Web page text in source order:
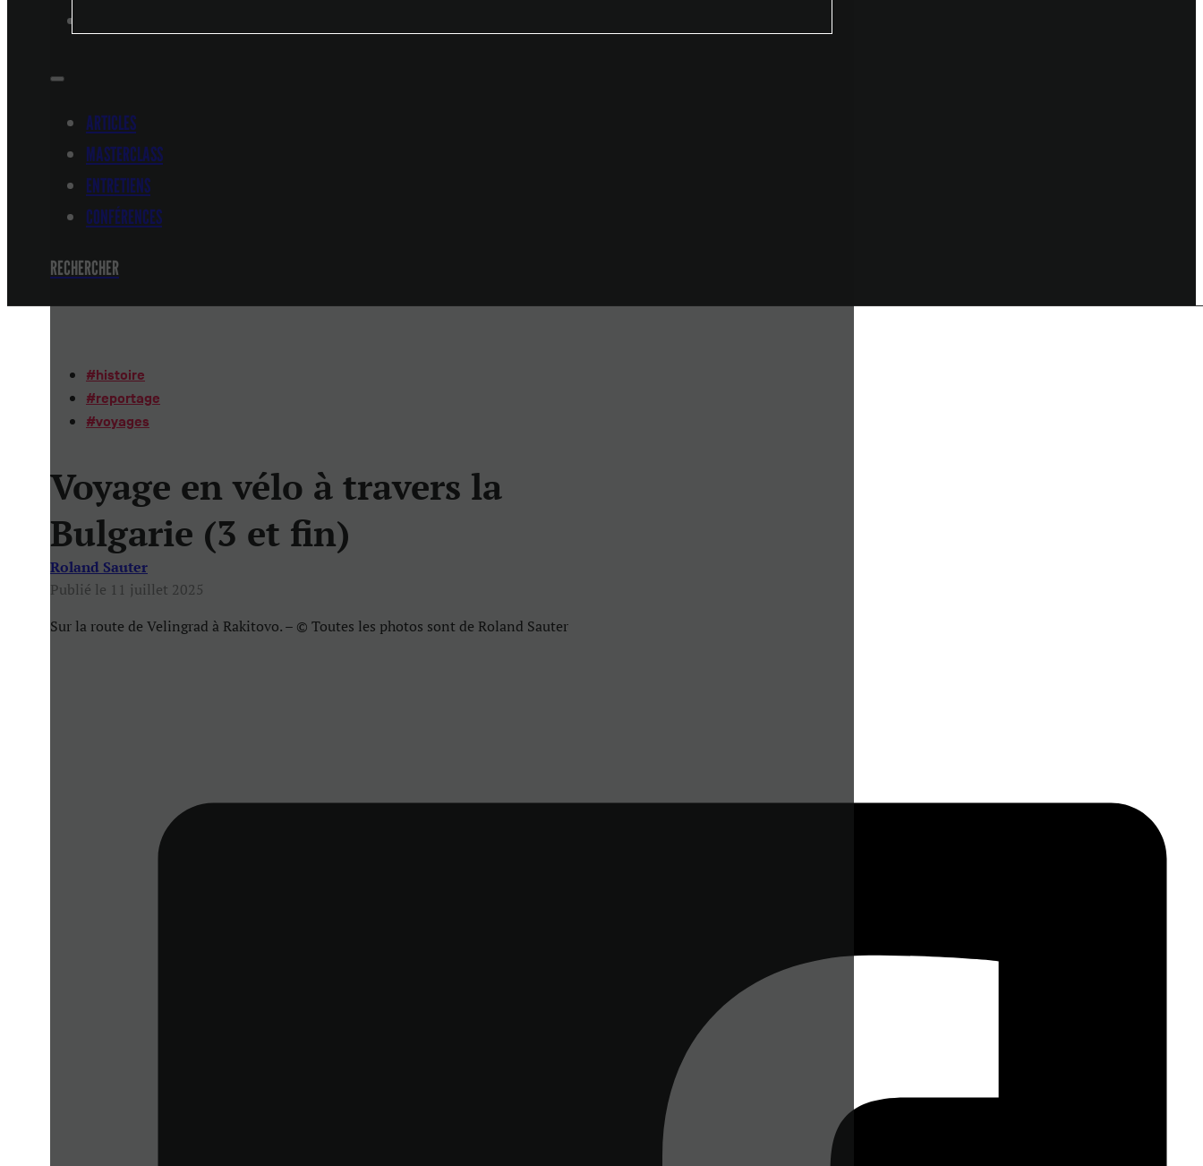
ARTICLES
MASTERCLASS
ENTRETIENS
CONFÉRENCES
RECHERCHER
#histoire
#reportage
#voyages
Voyage en vélo à travers la
Bulgarie (3 et fin)
Roland Sauter
Publié le 11 juillet 2025
Sur la route de Velingrad à Rakitovo. – © Toutes les photos sont de Roland Sauter